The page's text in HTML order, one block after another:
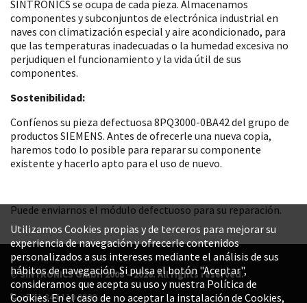
SINTRONICS se ocupa de cada pieza. Almacenamos
componentes y subconjuntos de electrónica industrial en
naves con climatización especial y aire acondicionado, para
que las temperaturas inadecuadas o la humedad excesiva no
perjudiquen el funcionamiento y la vida útil de sus
componentes.
Sostenibilidad:
Confíenos su pieza defectuosa 8PQ3000-0BA42 del grupo de
productos SIEMENS. Antes de ofrecerle una nueva copia,
haremos todo lo posible para reparar su componente
existente y hacerlo apto para el uso de nuevo.
Puede enviarnos el módulo defectuoso para su reparación.
© SINTRONICS GmbH 2008 – 2026. All rights reserved.
+52 1 844 119 8800
Utilizamos Cookies propias y de terceros para mejorar su
experiencia de navegación y ofrecerle contenidos
personalizados a sus intereses mediante el análisis de sus
hábitos de navegación. Si pulsa el botón "Aceptar",
consideramos que acepta su uso y nuestra Política de
Cookies. En el caso de no aceptar la instalación de Cookies,